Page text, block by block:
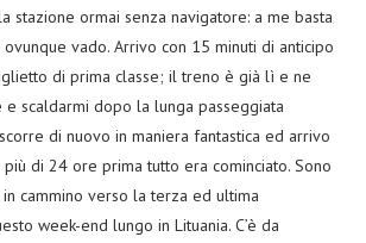
stazione ormai senza navigatore: a me basta
vado. Arrivo con 15 minuti di anticipo
di prima classe; il treno è già lì e ne
scaldarmi dopo la lunga passeggiata
di nuovo in maniera fantastica ed arrivo
di 24 ore prima tutto era cominciato. Sono
cammino verso la terza ed ultima
week-end lungo in Lituania. C’è da